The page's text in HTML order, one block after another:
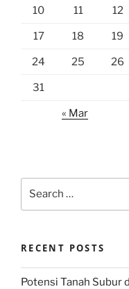
10 11 12
17 18 19
24 25 26
31
« Mar
RECENT POSTS
Potensi Tanah Subur